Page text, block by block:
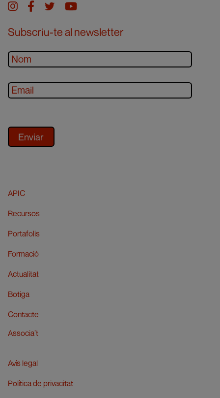
Instagram
facebook
twitteryoutube
Subscriu-te al newsletter
APIC
Recursos
Portafolis
Formació
Actualitat
Botiga
Contacte
Associa’t
Avís legal
Política de privacitat